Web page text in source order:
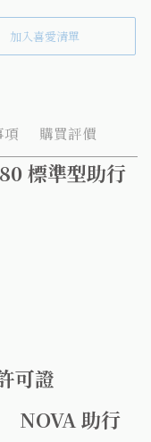
加入喜愛清單
窗)
項 購買評價
標準型助行
可證
助行